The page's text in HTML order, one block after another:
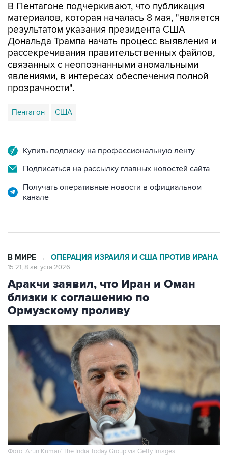
В Пентагоне подчеркивают, что публикация
материалов, которая началась 8 мая, "является
результатом указания президента США
Дональда Трампа начать процесс выявления и
рассекречивания правительственных файлов,
связанных с неопознанными аномальными
явлениями, в интересах обеспечения полной
прозрачности".
Пентагон США
Купить подписку на профессиональную ленту
Подписаться на рассылку главных новостей сайта
Получать оперативные новости в официальном
канале
В МИРЕ → ОПЕРАЦИЯ ИЗРАИЛЯ И США ПРОТИВ ИРАНА
15:21, 8 августа 2026
Аракчи заявил, что Иран и Оман
близки к соглашению по
Ормузскому проливу
Фото: Arun Kumar/ The India Today Group via Getty Images